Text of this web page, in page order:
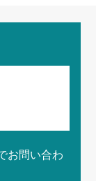
お問い合わ